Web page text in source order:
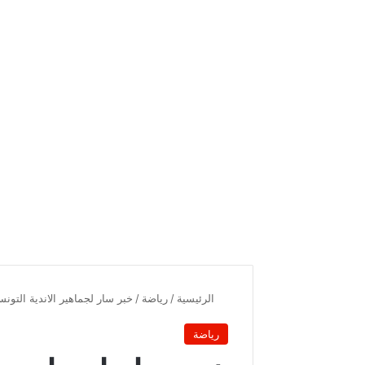
الرئيسية / رياضة / خبر سار لجماهير الاندية
رياضة